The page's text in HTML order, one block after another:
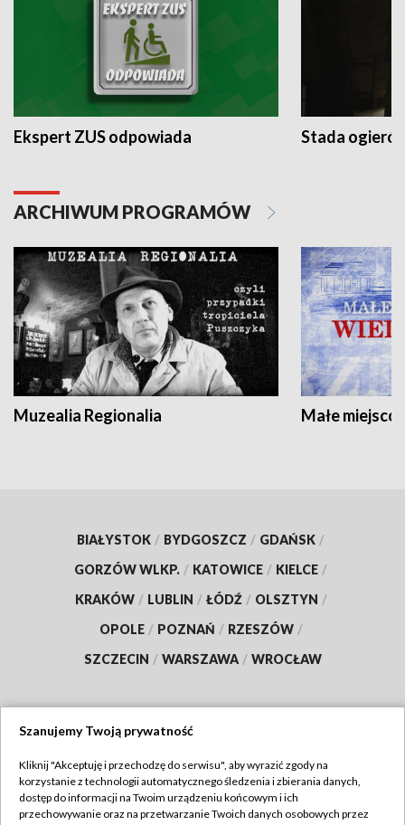
Ekspert ZUS odpowiada Stada
ARCHIWUM PROGRAMÓW
Muzealia Regionalia Małe
BIAŁYSTOK / BYDGOSZCZ / GDAŃSK /
GORZÓW WLKP. / KATOWICE / KIELCE /
KRAKÓW / LUBLIN / ŁÓDŹ / OLSZTYN /
OPOLE / POZNAŃ / RZESZÓW /
SZCZECIN / WARSZAWA / WROCŁAW
TVP
Abonament TVP
Regulamin TVP
Szanujemy Twoją prywatność
Kliknij "Akceptuję i przechodzę do serwisu", aby wyrazić zgody na
korzystanie z technologii automatycznego śledzenia i zbierania danych,
dostęp do informacji na Twoim urządzeniu końcowym i ich
przechowywanie oraz na przetwarzanie Twoich danych osobowych przez